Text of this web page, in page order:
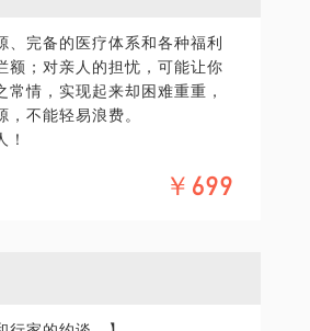
完备的医疗体系和各种福利
额；对亲人的担忧，可能让你
情，实现起来却困难重重，
不能轻易浪费。
业的转折点，也可能是一家幸
￥699